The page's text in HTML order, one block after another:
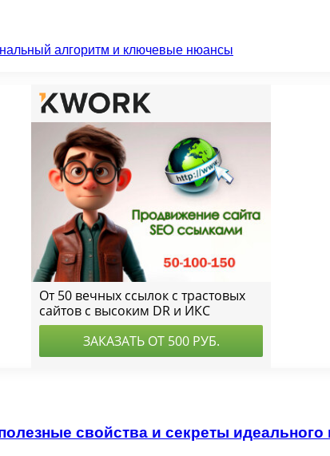
алгоритм и ключевые нюансы
свойства и секреты идеального